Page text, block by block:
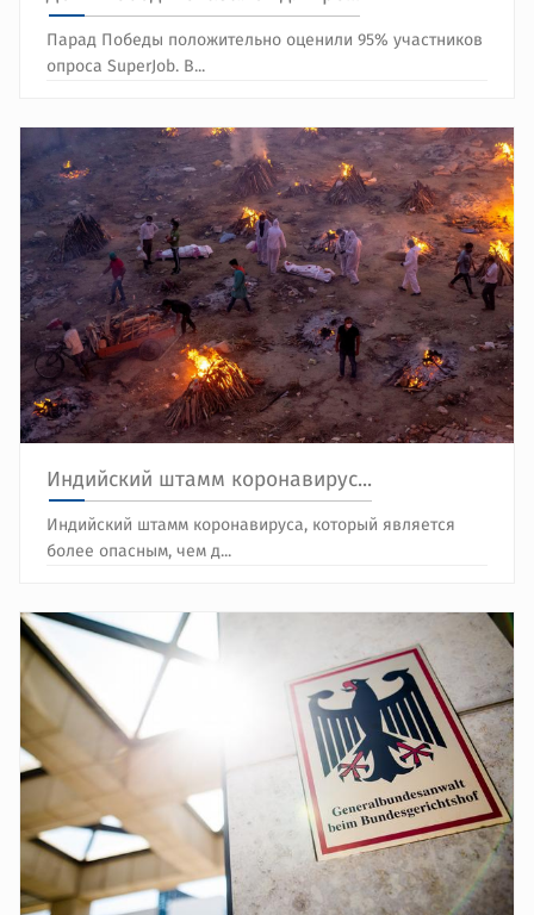
Парад Победы положительно оценили 95% участников
опроса SuperJob. В...
Индийский штамм коронавирус...
Индийский штамм коронавируса, который является
более опасным, чем д...